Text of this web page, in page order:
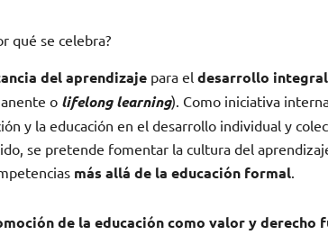
qué se celebra?
del aprendizaje para eldesarrollo integral
o lifelong learning). Como iniciativa
y la educación en el desarrollo individual y
se pretende fomentar la cultura del
más allá de la educación formal
de la educación como valor y derecho